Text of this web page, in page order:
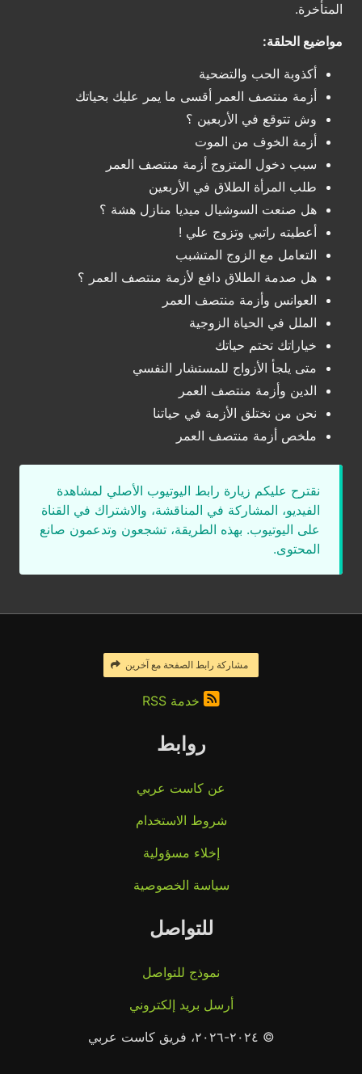
المتأخرة.
مواضيع الحلقة:
أكذوبة الحب والتضحية
أزمة منتصف العمر أقسى ما يمر عليك بحياتك
وش تتوقع في الأربعين ؟
أزمة الخوف من الموت
سبب دخول المتزوج أزمة منتصف العمر
طلب المرأة الطلاق في الأربعين
هل صنعت السوشيال ميديا منازل هشة ؟
أعطيته راتبي وتزوج علي !
التعامل مع الزوج المتشبب
هل صدمة الطلاق دافع لأزمة منتصف العمر ؟
العوانس وأزمة منتصف العمر
الملل في الحياة الزوجية
خياراتك تحتم حياتك
متى يلجأ الأزواج للمستشار النفسي
الدين وأزمة منتصف العمر
نحن من نختلق الأزمة في حياتنا
ملخص أزمة منتصف العمر
نقترح عليكم زيارة رابط اليوتيوب الأصلي لمشاهدة
الفيديو، المشاركة في المناقشة، والاشتراك في القناة
على اليوتيوب. بهذه الطريقة، تشجعون وتدعمون صانع
المحتوى.
مشاركة رابط الصفحة مع آخرين
خدمة RSS
روابط
عن كاست عربي
شروط الاستخدام
إخلاء مسؤولية
سياسة الخصوصية
للتواصل
نموذج للتواصل
أرسل بريد إلكتروني
© ٢٠٢٤-٢٠٢٦، فريق كاست عربي